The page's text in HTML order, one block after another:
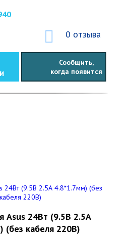
0 отзыва
Сообщить,
когда появится
Asus 24Вт (9.5В 2.5А
(без кабеля 220В)